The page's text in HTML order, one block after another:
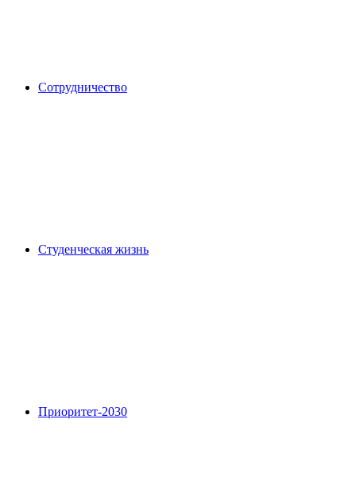
Сотрудничество
Студенческая жизнь
Приоритет-2030